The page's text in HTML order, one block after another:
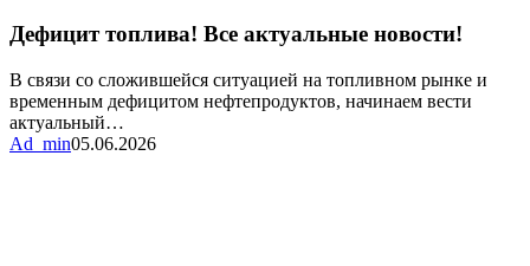
Все
новости!
Дефицит топлива! Все актуальные новости!
В связи со сложившейся ситуацией на топливном рынке и
временным дефицитом нефтепродуктов, начинаем вести
актуальный…
Ad_min05.06.2026